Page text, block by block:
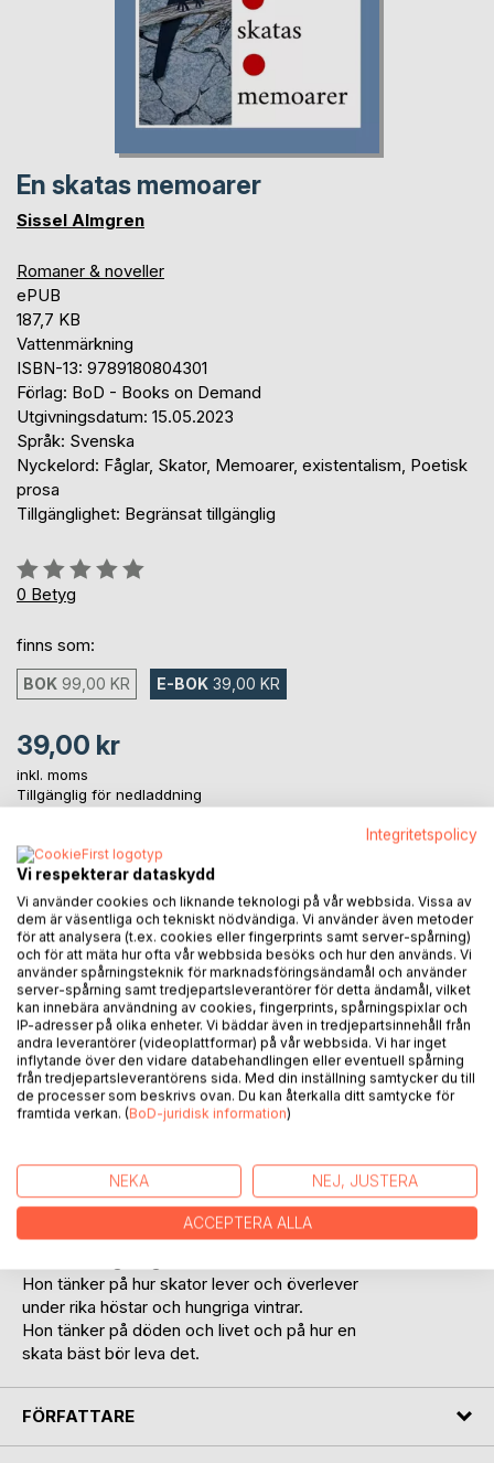
En skatas memoarer
Sissel Almgren
Romaner & noveller
ePUB
187,7 KB
Vattenmärkning
ISBN-13: 9789180804301
Förlag: BoD - Books on Demand
Utgivningsdatum: 15.05.2023
Språk: Svenska
Nyckelord: Fåglar, Skator, Memoarer, existentalism, Poetisk
prosa
Tillgänglighet: Begränsat tillgänglig
Betyg::
0%
0 Betyg
finns som:
BOK 99,00 KR E-BOK 39,00 KR
39,00 kr
inkl. moms
Tillgänglig för nedladdning
LÄGG I KUNDVAGNEN
Lägg till i kom-ihåglista
Recensera titel
Skatan Rilka har levt ett långt liv och bär på
många minnen.
Hon tänker tillbaka på skator hon träffat och
Hon tänker på hur skator lever och överlever
under rika höstar och hungriga vintrar.
Hon tänker på döden och livet och på hur en
skata bäst bör leva det.
FÖRFATTARE
Integritetspolicy
Vi respekterar dataskydd
Vi använder cookies och liknande teknologi på vår webbsida. Vissa av
dem är väsentliga och tekniskt nödvändiga. Vi använder även metoder
för att analysera (t.ex. cookies eller fingerprints samt server-spårning)
och för att mäta hur ofta vår webbsida besöks och hur den används. Vi
använder spårningsteknik för marknadsföringsändamål och använder
server-spårning samt tredjepartsleverantörer för detta ändamål, vilket
kan innebära användning av cookies, fingerprints, spårningspixlar och
IP-adresser på olika enheter. Vi bäddar även in tredjepartsinnehåll från
andra leverantörer (videoplattformar) på vår webbsida. Vi har inget
inflytande över den vidare databehandlingen eller eventuell spårning
från tredjepartsleverantörens sida. Med din inställning samtycker du till
de processer som beskrivs ovan. Du kan återkalla ditt samtycke för
framtida verkan. (BoD-juridisk information)
NEKA NEJ, JUSTERA
ACCEPTERA ALLA